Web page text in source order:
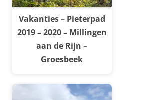
Vakanties – Pieterpad
2019 – 2020 – Millingen
aan de Rijn –
Groesbeek